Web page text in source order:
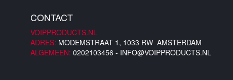
CONTACT
VOIPPRODUCTS.NL
ADRES: MODEMSTRAAT 1, 1033 RW AMSTERDAM
ALGEMEEN: 0202103456 - INFO@VOIPPRODUCTS.NL